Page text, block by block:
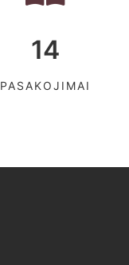
14
PASAKOJIMAI